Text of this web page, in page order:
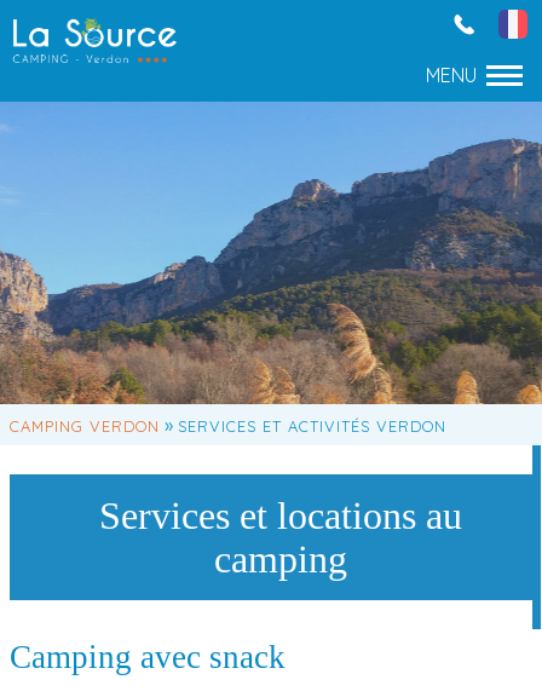
CAMPING VERDON » SERVICES ET ACTIVITÉS VERDON
Services et locations au
camping
Camping avec snack